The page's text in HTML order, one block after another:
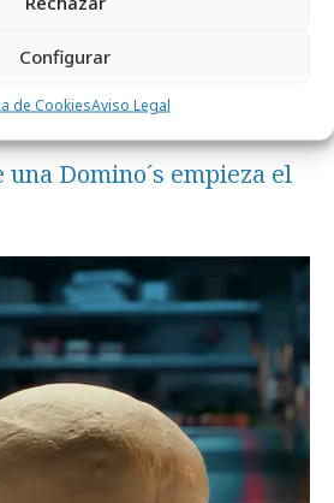
Configurar
de CookiesAviso Legal
una Domino´s empieza el